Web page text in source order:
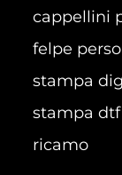
cappellini
felpe
stampa
stampa dtf
ricamo